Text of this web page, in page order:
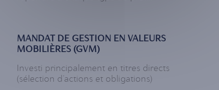
MANDAT DE GESTION EN VALEURS
MOBILIÈRES (GVM)
Investi principalement en titres directs
(sélection d’actions et obligations)